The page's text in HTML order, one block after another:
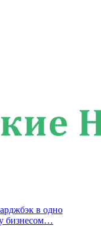
в одно
бизнесом…